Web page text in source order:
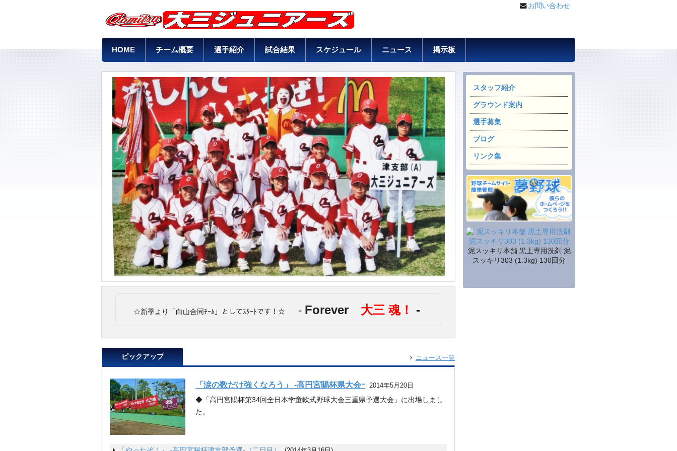
お問い合わせ
HOME チーム概要 選手紹介 試合結果 スケジュール ニュース 掲示板
スタッフ紹介
グラウンド案内
選手募集
ブログ
リンク集
泥スッキリ本舗 黒土専用洗剤 泥
スッキリ303 (1.3kg) 130回分
☆新季より「白山合同ﾁｰﾑ」としてｽﾀｰﾄです！☆ - Forever 大三 魂！ -
ピックアップ ニュース一覧
「涙の数だけ強くなろう」 -高円宮賜杯県大会ｰ 2014年5月20日
◆「高円宮賜杯第34回全日本学童軟式野球大会三重県予選大会」に出場しまし
た。